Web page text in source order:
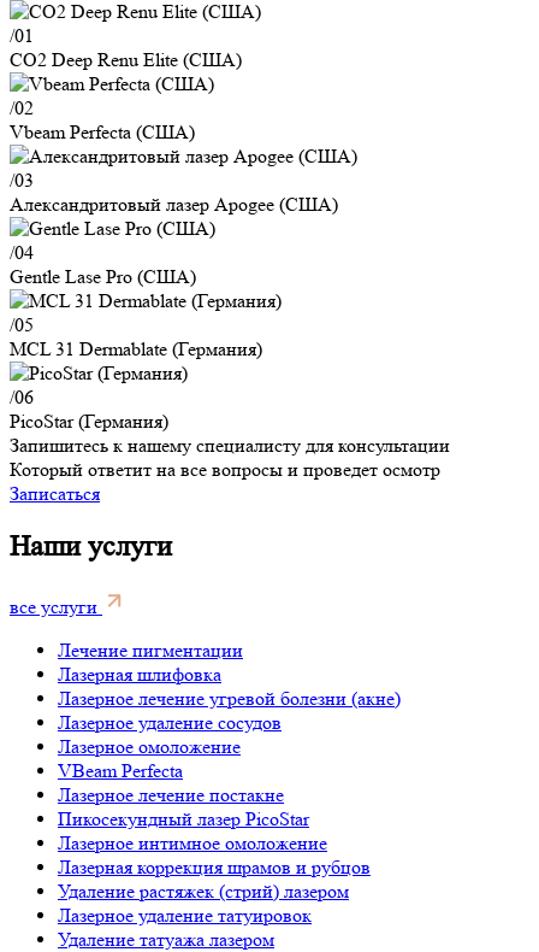
/01
CO2 Deep Renu Elite (США)
/02
Vbeam Perfecta (США)
/03
Александритовый лазер Apogee (США)
/04
Gentle Lase Pro (США)
/05
MCL 31 Dermablate (Германия)
/06
PicoStar (Германия)
Запишитесь к нашему специалисту для консультации
Который ответит на все вопросы и проведет осмотр
Записаться
Наши услуги
все услуги
Лечение пигментации
Лазерная шлифовка
Лазерное лечение угревой болезни (акне)
Лазерное удаление сосудов
Лазерное омоложение
VBeam Perfecta
Лазерное лечение постакне
Пикосекундный лазер PicoStar
Лазерное интимное омоложение
Лазерная коррекция шрамов и рубцов
Удаление растяжек (стрий) лазером
Лазерное удаление татуировок
Удаление татуажа лазером